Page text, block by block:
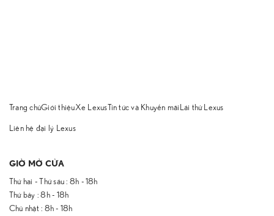
Trang chủGiới thiệuXe Lexus Tin tức và Khuyến mãi Lái thử Lexus
Liên hệ đại lý Lexus
GIỜ MỞ CỬA
Thứ hai - Thứ sáu : 8h - 18h
Thứ bảy : 8h - 18h
Chủ nhật : 8h - 18h